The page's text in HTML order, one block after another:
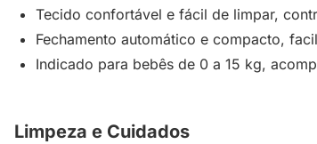
Tecido confortável e fácil de limpar,
Fechamento automático e compacto,
Indicado para bebês de 0 a 15 kg,
Limpeza e Cuidados